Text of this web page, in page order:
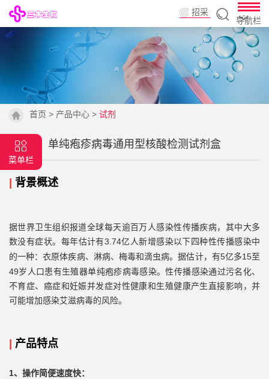
招采
导航栏
首页 > 产品中心 > 试剂
菜单栏
单纯疱疹病毒通用型核酸检测试剂盒
背景概述
据世界卫生组织报道全球每天逾百万人感染性传播疾病，其中大多
数没有症状。 每年估计有3.74亿人新增感染以下四种性传播感染中
的一种：衣原体疾病、淋病、梅毒和滴虫病。据估计，有5亿多15至
49岁人口患有生殖器单纯疱疹病毒感染。性传播感染通过污名化、
不育症、癌症和妊娠并发症对性健康和生殖健康产生直接影响，并
可能增加感染艾滋病毒的风险。
产品特点
1、操作简便速度快：